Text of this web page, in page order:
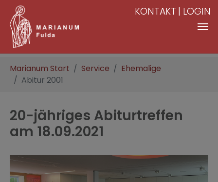
Zum Hauptinhalt springen
KONTAKT LOGIN
Marianum Start Service
Ehemalige
Abitur 2001
20-jähriges Abiturtreffen
am 18.09.2021